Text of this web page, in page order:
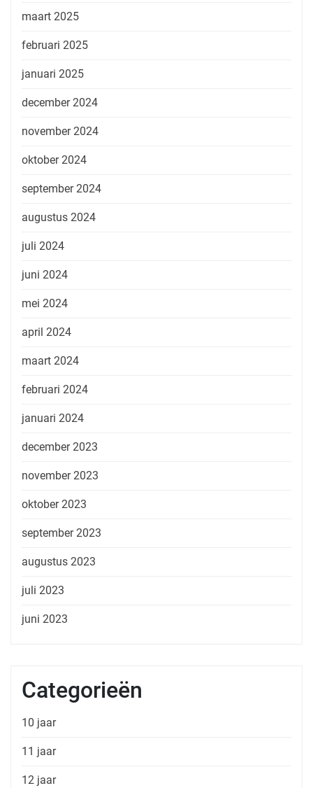
maart 2025
februari 2025
januari 2025
december 2024
november 2024
oktober 2024
september 2024
augustus 2024
juli 2024
juni 2024
mei 2024
april 2024
maart 2024
februari 2024
januari 2024
december 2023
november 2023
oktober 2023
september 2023
augustus 2023
juli 2023
juni 2023
Categorieën
10 jaar
11 jaar
12 jaar